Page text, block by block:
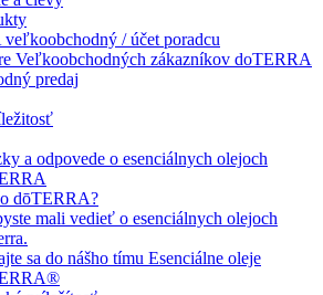
/ účet poradcu
Veľkoobchodných zákazníkov doTERRA
predaj
a odpovede o esenciálnych olejoch
dōTERRA?
mali vedieť o esenciálnych olejoch
sa do nášho tímu Esenciálne oleje